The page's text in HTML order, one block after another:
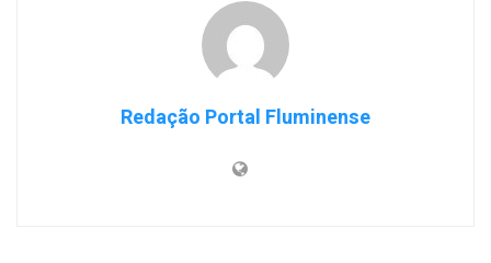
Redação Portal Fluminense